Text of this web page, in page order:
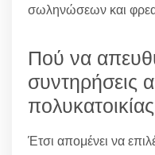
σωληνώσεων και
Πού να
συντηρήσεις
Έτσι απομένει να